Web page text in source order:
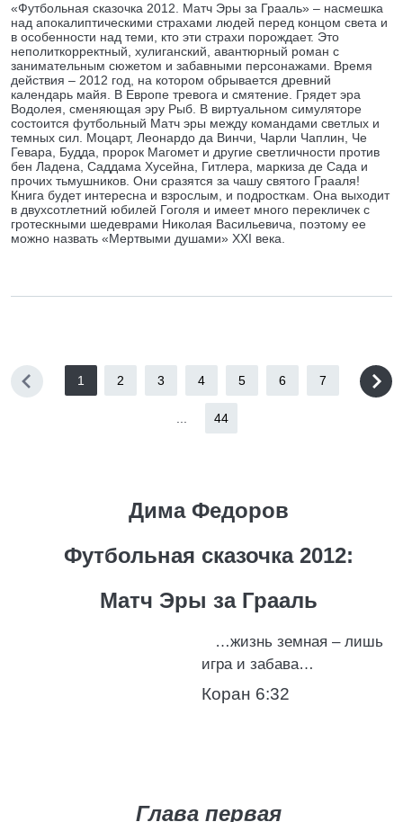
«Футбольная сказочка 2012. Матч Эры за Грааль» – насмешка
над апокалиптическими страхами людей перед концом света и
в особенности над теми, кто эти страхи порождает. Это
неполиткорректный, хулиганский, авантюрный роман с
занимательным сюжетом и забавными персонажами. Время
действия – 2012 год, на котором обрывается древний
календарь майя. В Европе тревога и смятение. Грядет эра
Водолея, сменяющая эру Рыб. В виртуальном симуляторе
состоится футбольный Матч эры между командами светлых и
темных сил. Моцарт, Леонардо да Винчи, Чарли Чаплин, Че
Гевара, Будда, пророк Магомет и другие светличности против
бен Ладена, Саддама Хусейна, Гитлера, маркиза де Сада и
прочих тьмушников. Они сразятся за чашу святого Грааля!
Книга будет интересна и взрослым, и подросткам. Она выходит
в двухсотлетний юбилей Гоголя и имеет много перекличек с
гротескными шедеврами Николая Васильевича, поэтому ее
можно назвать «Мертвыми душами» XXI века.
1 2 3 4 5 6 7
44
Дима Федоров
Футбольная сказочка 2012:
Матч Эры за Грааль
…жизнь земная – лишь
игра и забава…
Коран 6:32
Глава первая